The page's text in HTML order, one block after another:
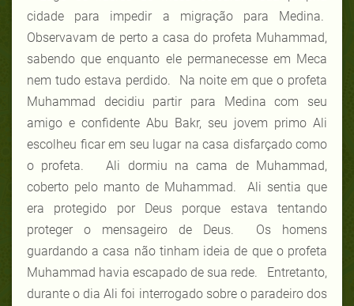
cidade para impedir a migração para Medina.
Observavam de perto a casa do profeta Muhammad,
sabendo que enquanto ele permanecesse em Meca
nem tudo estava perdido. Na noite em que o profeta
Muhammad decidiu partir para Medina com seu
amigo e confidente Abu Bakr, seu jovem primo Ali
escolheu ficar em seu lugar na casa disfarçado como
o profeta. Ali dormiu na cama de Muhammad,
coberto pelo manto de Muhammad. Ali sentia que
era protegido por Deus porque estava tentando
proteger o mensageiro de Deus. Os homens
guardando a casa não tinham ideia de que o profeta
Muhammad havia escapado de sua rede. Entretanto,
durante o dia Ali foi interrogado sobre o paradeiro dos